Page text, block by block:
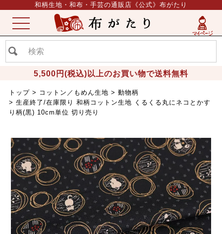
和柄生地・和布・手芸の通販店《公式》布がたり
5,500円(税込)以上のお買い物で送料無料
ME
NU
トップ コットン／もめん生地
動物柄
生産終了/在庫限り 和柄コットン生地 くるくる丸にネコとかす
り柄(黒) 10cm単位 切り売り